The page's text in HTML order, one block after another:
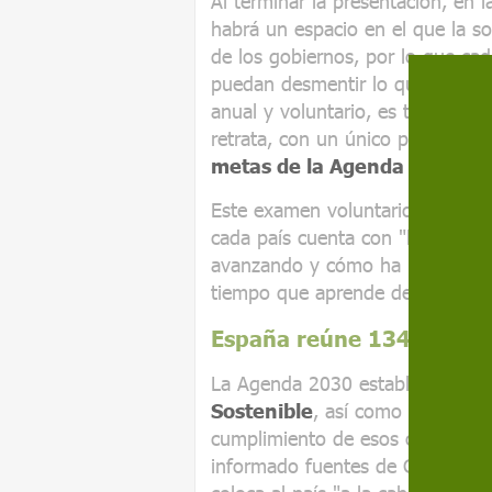
habrá un espacio en el que la
de los gobiernos, por lo que
puedan desmentir lo que están
anual y voluntario, es tratar de
retrata, con un único premio de
metas de la Agenda 2030
Este examen voluntario es una
cada país cuenta con "lealtad"
avanzando y cómo ha ido
tiempo que aprende de la
España reúne 134 de
La Agenda 2030 establece un
Sostenible, así como 169
cumplimiento de esos
informado fuentes de